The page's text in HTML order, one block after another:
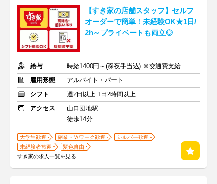
【すき家の店舗スタッフ】セルフ
オーダーで簡単！未経験OK★1日/
2h～プライベートも両立◎
給与
時給1400円～(深夜手当込) ※交通費支給
雇用形態
アルバイト・パート
シフト
週2日以上 1日2時間以上
アクセス
山口団地駅
徒歩14分
大学生歓迎 副業・Ｗワーク歓迎
シルバー歓迎
未経験者歓迎
髪色自由
すき家の求人一覧を見る